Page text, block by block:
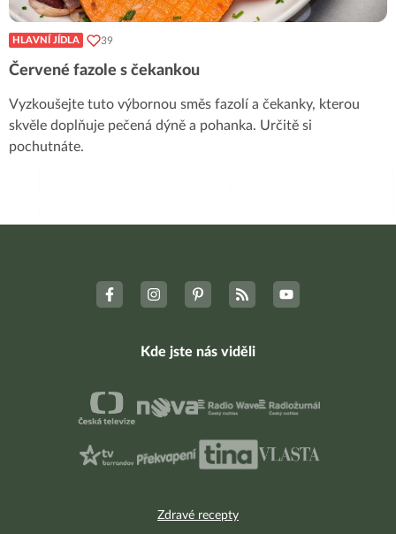
HLAVNÍ JÍDLA 39
Červené fazole s čekankou
Vyzkoušejte tuto výbornou směs fazolí a čekanky, kterou
skvěle doplňuje pečená dýně a pohanka. Určitě si
pochutnáte.
Zdravé recepty
Kde jste nás viděli